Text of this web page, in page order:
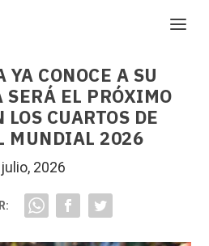
CONOCE A SU
EL PRÓXIMO
CUARTOS DE
MUNDIAL 2026
2026